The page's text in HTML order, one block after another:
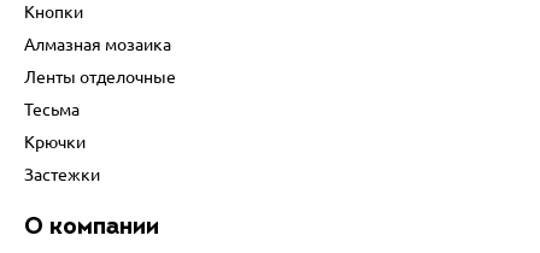
Кнопки
Алмазная мозаика
Ленты отделочные
Тесьма
Крючки
Застежки
О компании